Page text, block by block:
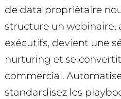
de data propriétaire
structure un webinaire,
exécutifs, devient une
nurturing et se
commercial.
standardisez les